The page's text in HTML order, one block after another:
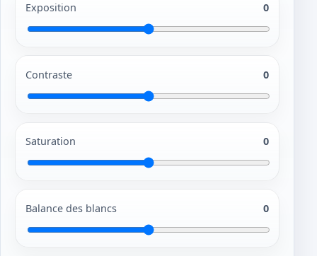
Exposition 0
Contraste 0
Saturation 0
Balance des blancs 0